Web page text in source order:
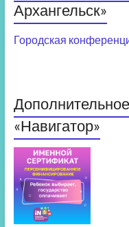
Архангельск»
Городская
«Навигатор»